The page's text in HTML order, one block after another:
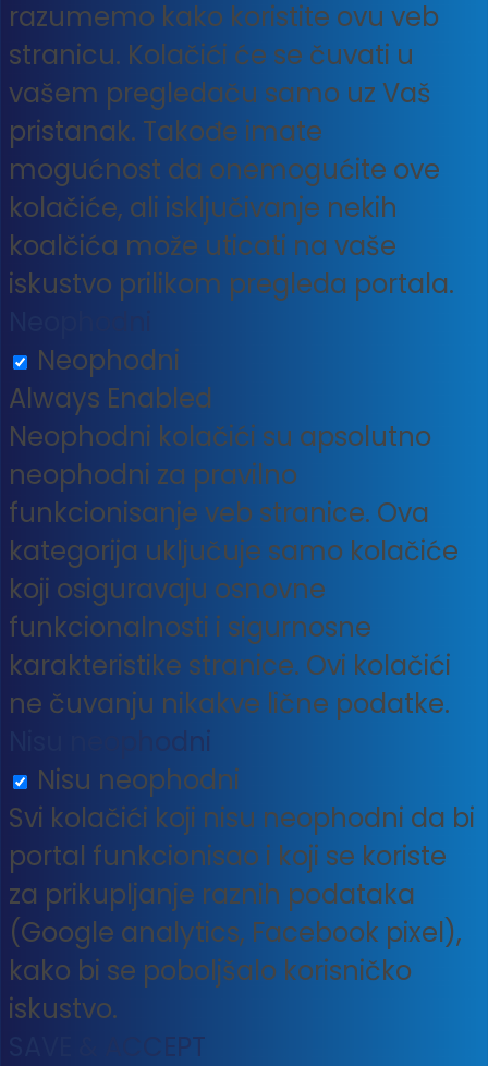
razumemo kako koristite ovu veb
stranicu. Kolačići će se čuvati u
vašem pregledaču samo uz Vaš
pristanak. Takođe imate
mogućnost da onemogućite ove
kolačiće, ali isključivanje nekih
koalčića može uticati na vaše
iskustvo prilikom pregleda portala.
Neophodni
Always Enabled
Neophodni kolačići su apsolutno
neophodni za pravilno
funkcionisanje veb stranice. Ova
kategorija uključuje samo kolačiće
koji osiguravaju osnovne
funkcionalnosti i sigurnosne
karakteristike stranice. Ovi kolačići
ne čuvanju nikakve lične podatke.
Nisu neophodni
Nisu neophodni
Svi kolačići koji nisu neophodni da bi
portal funkcionisao i koji se koriste
za prikupljanje raznih podataka
(Google analytics, Facebook pixel),
kako bi se poboljšalo korisničko
iskustvo.
SAVE & ACCEPT